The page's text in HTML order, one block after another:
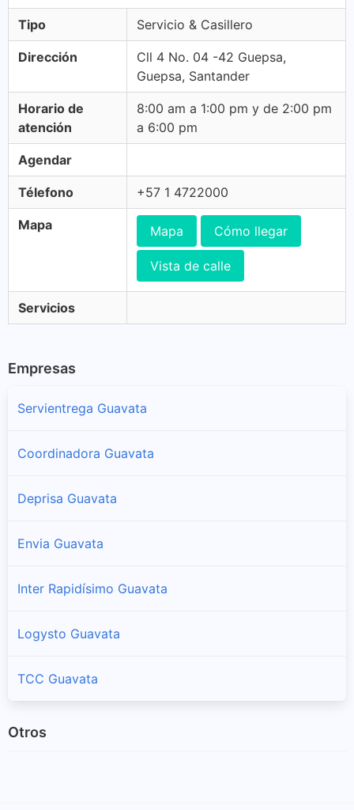
Tipo Servicio & Casillero
Dirección
Cll 4 No. 04 -42 Guepsa,
Guepsa, Santander
Horario de
atención
8:00 am a 1:00 pm y de 2:00 pm
a 6:00 pm
Agendar
Télefono +57 1 4722000
Mapa Mapa Cómo llegar
Vista de calle
Servicios
Empresas
Servientrega Guavata
Coordinadora Guavata
Deprisa Guavata
Envia Guavata
Inter Rapidísimo Guavata
Logysto Guavata
TCC Guavata
Otros